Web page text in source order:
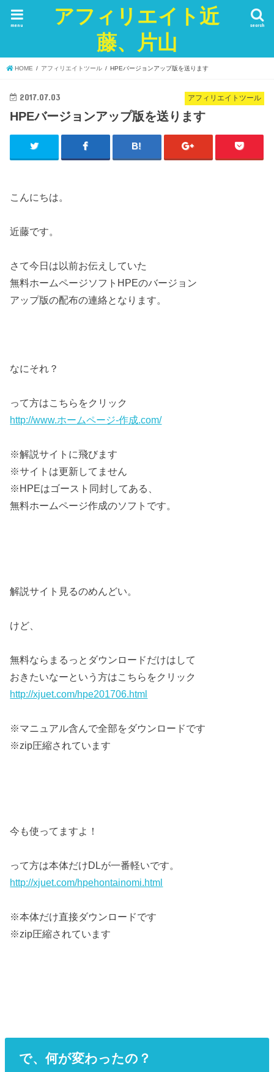
アフィリエイト近
藤、片山
search
menu
HOME アフィリエイトツール HPEバージョンアップ版を送ります
アフィリエイトツール
2017.07.03
HPEバージョンアップ版を送ります
こんにちは。
近藤です。
さて今日は以前お伝えしていた
無料ホームページソフトHPEのバージョン
アップ版の配布の連絡となります。
なにそれ？
って方はこちらをクリック
http://www.ホームページ-作成.com/
※解説サイトに飛びます
※サイトは更新してません
※HPEはゴースト同封してある、
無料ホームページ作成のソフトです。
解説サイト見るのめんどい。
けど、
無料ならまるっとダウンロードだけはして
おきたいなーという方はこちらをクリック
http://xjuet.com/hpe201706.html
※マニュアル含んで全部をダウンロードです
※zip圧縮されています
今も使ってますよ！
って方は本体だけDLが一番軽いです。
http://xjuet.com/hpehontainomi.html
※本体だけ直接ダウンロードです
※zip圧縮されています
で、何が変わったの？